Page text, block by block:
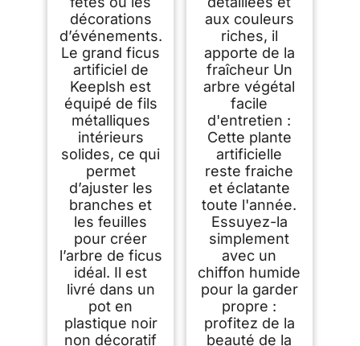
décorations
d’événements.
Le grand ficus
artificiel de
Keeplsh est
équipé de fils
métalliques
intérieurs
solides, ce qui
permet
d’ajuster les
branches et
les feuilles
pour créer
l’arbre de ficus
idéal. Il est
livré dans un
pot en
plastique noir
non décoratif
aux couleurs
riches, il
apporte de la
fraîcheur Un
arbre végétal
facile
d'entretien :
Cette plante
artificielle
reste fraiche
et éclatante
toute l'année.
Essuyez-la
simplement
avec un
chiffon humide
pour la garder
propre :
profitez de la
beauté de la